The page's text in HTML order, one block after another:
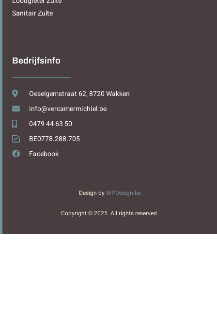
Sanitair Zulte
Bedrijfsinfo
Oeselgemstraat 62, 8720 Wakken
info@vercamermichiel.be
0479 44 63 50
BE0778.288.705
Facebook
Design byWPDesign.be
Copyright © 2025. All rights reserved.